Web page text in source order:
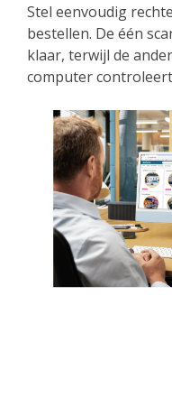
Stel eenvoudig
bestellen. De één
klaar, terwijl de
computer